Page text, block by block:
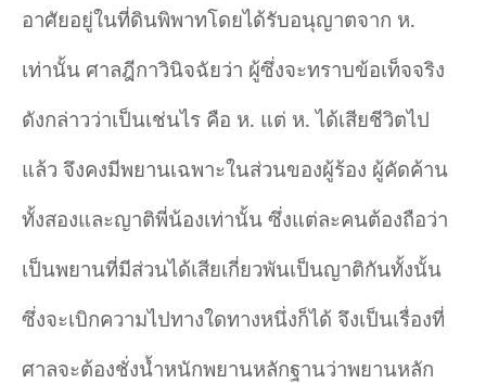
อาศัยอยู่ในที่ดินพิพาทโดยได้รับอนุญาตจาก ห.
เท่านั้น ศาลฎีกาวินิจฉัยว่า ผู้ซึ่งจะทราบข้อเท็จจริง
ดังกล่าวว่าเป็นเช่นไร คือ ห. แต่ ห. ได้เสียชีวิตไป
แล้ว จึงคงมีพยานเฉพาะในส่วนของผู้ร้อง ผู้คัดค้าน
ทั้งสองและญาติพี่น้องเท่านั้น ซึ่งแต่ละคนต้องถือว่า
เป็นพยานที่มีส่วนได้เสียเกี่ยวพันเป็นญาติกันทั้งนั้น
ซึ่งจะเบิกความไปทางใดทางหนึ่งก็ได้ จึงเป็นเรื่องที่
ศาลจะต้องชั่งน้ำหนักพยานหลักฐานว่าพยานหลัก